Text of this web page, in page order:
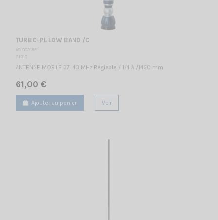
TURBO-PL LOW BAND /C
VS 002155
SIRIO
ANTENNE MOBILE 37...43 MHz Réglable / 1/4 λ /1450 mm
61,00 €
Ajouter au panier Voir